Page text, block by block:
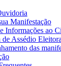
Manifestação
Informações ao
de Assédio
das